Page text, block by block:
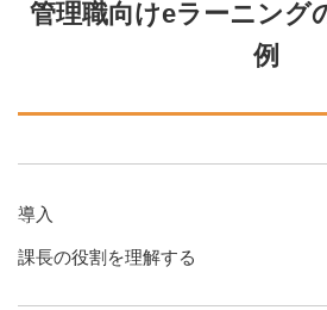
管理職向けeラーニング
例
導入
課長の役割を理解する